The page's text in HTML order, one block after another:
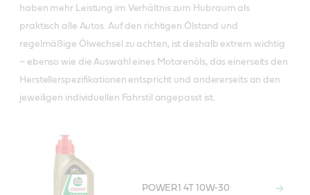
haben mehr Leistung im Verhältnis zum Hubraum als
praktisch alle Autos. Auf den richtigen Ölstand und
regelmäßige Ölwechsel zu achten, ist deshalb extrem wichtig
– ebenso wie die Auswahl eines Motorenöls, das einerseits den
Herstellerspezifikationen entspricht und andererseits an den
jeweiligen individuellen Fahrstil angepasst ist.
POWER1 4T 10W-30